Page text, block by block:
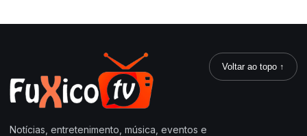
Notícias, entretenimento, música, eventos e
Voltar ao topo ↑